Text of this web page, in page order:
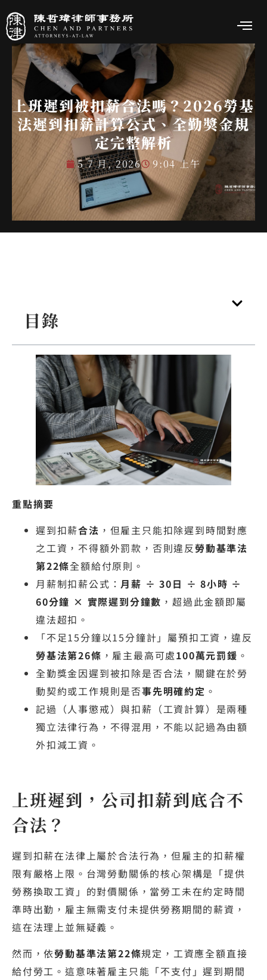
上班遲到被扣薪合法嗎？2026勞基
法遲到扣薪計算公式、全勤獎金規
定完整解析
5 7 月, 2026 9:04 上午
目錄
重點摘要
遲到扣薪合法 ，但雇主只能扣除遲到時間對應
之工資，不得額外罰款，否則違反勞動基準法
第22條全額給付原則。
月薪制扣薪公式：月薪 ÷ 30日 ÷ 8小時 ÷
60分鐘 × 實際遲到分鐘數 ，超過此金額即屬
違法超扣。
「不足15分鐘以15分鐘計」屬預扣工資，違反
勞基法第26條 ，雇主最高可處100萬元罰鍰 。
全勤獎金因遲到被扣除是否合法，關鍵在於勞
動契約或工作規則是否事先明確約定 。
記過（人事懲戒）與扣薪（工資計算）是兩種
獨立法律行為，不得混用，不能以記過為由額
外扣減工資。
上班遲到，公司扣薪到底合不
合法？
遲到扣薪在法律上屬於合法行為，但雇主的扣薪權
限有嚴格上限。台灣勞動關係的核心架構是「提供
勞務換取工資」的對價關係，當勞工未在約定時間
準時出勤，雇主無需支付未提供勞務期間的薪資，
這在法理上並無疑義。
然而，依勞動基準法第22條規定，工資應全額直接
給付勞工。這意味著雇主只能「不支付」遲到期間